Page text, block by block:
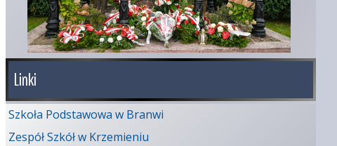
Linki
Szkoła Podstawowa w Branwi
Zespół Szkół w Krzemieniu